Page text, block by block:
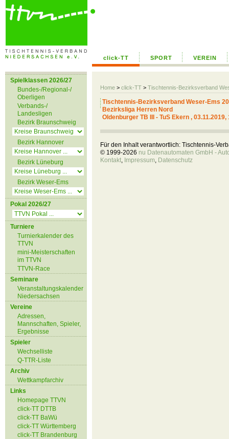
click-TT SPORT VEREIN
Home > click-TT > Tischtennis-Bezirksverband
Spielklassen 2026/27
Bundes-/Regional-/
Oberligen
Verbands-/
Landesligen
Bezirk Braunschweig
Bezirk Hannover
Bezirk Lüneburg
Bezirk Weser-Ems
Pokal 2026/27
Turniere
Turnierkalender des
TTVN
mini-Meisterschaften
im TTVN
TTVN-Race
Seminare
Veranstaltungskalender
Niedersachsen
Vereine
Adressen,
Mannschaften, Spieler,
Ergebnisse
Spieler
Wechselliste
Q-TTR-Liste
Archiv
Wettkampfarchiv
Links
Homepage TTVN
click-TT DTTB
click-TT BaWü
click-TT Württemberg
click-TT Brandenburg
Tischtennis-Bezirksverband Weser-Ems
Bezirksliga Herren Nord
Oldenburger TB III - TuS Ekern , 03.11.2019,
Für den Inhalt verantwortlich: Tischtennis-
© 1999-2026 nu Datenautomaten GmbH -
Kontakt, Impressum, Datenschutz